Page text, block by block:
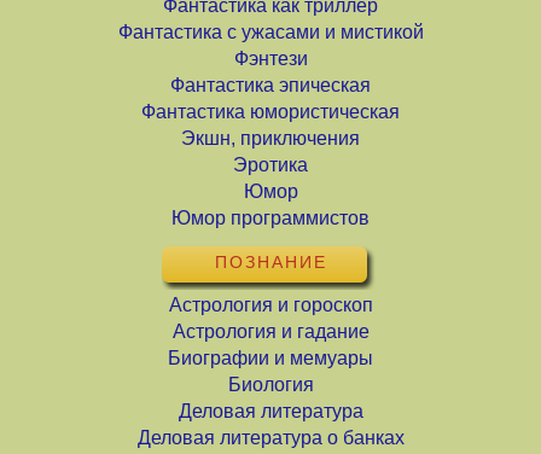
Фантастика как триллер
Фантастика с ужасами и мистикой
Фэнтези
Фантастика эпическая
Фантастика юмористическая
Экшн, приключения
Эротика
Юмор
Юмор программистов
ПОЗНАНИЕ
Астрология и гороскоп
Астрология и гадание
Биографии и мемуары
Биология
Деловая литература
Деловая литература о банках